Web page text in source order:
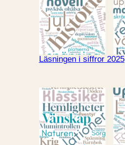
Läsningen i siffror 2025